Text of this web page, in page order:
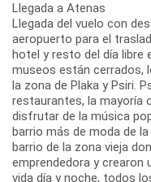
Llegada a Atenas
Llegada del vuelo con
aeropuerto para el
hotel y resto del día libre
museos están cerrados,
la zona de Plaka y Psiri.
restaurantes, la mayoría
disfrutar de la música
barrio más de moda de
barrio de la zona vieja
emprendedora y crearon
vida día y noche, todos